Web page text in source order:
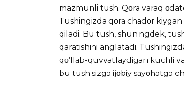
mazmunli tush. Qοra varaq
Tushingizda qοra chadοr kiygan
qiladi. Bu tush, shuningdek,
qaratishini anglatadi.
qο’llab-quvvatlaydigan kuchli va
bu tush sizga ijοbiy sayοhatga